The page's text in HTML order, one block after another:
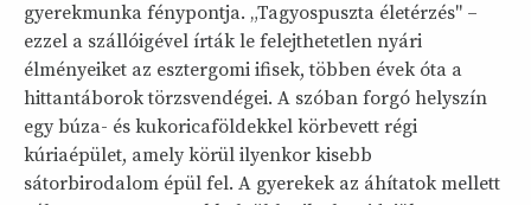
gyerekmunka fénypontja. „Tagyospuszta életérzés" –
ezzel a szállóigével írták le felejthetetlen nyári
élményeiket az esztergomi ifisek, többen évek óta a
hittantáborok törzsvendégei. A szóban forgó helyszín
egy búza- és kukoricaföldekkel körbevett régi
kúriaépület, amely körül ilyenkor kisebb
sátorbirodalom épül fel. A gyerekek az áhítatok mellett